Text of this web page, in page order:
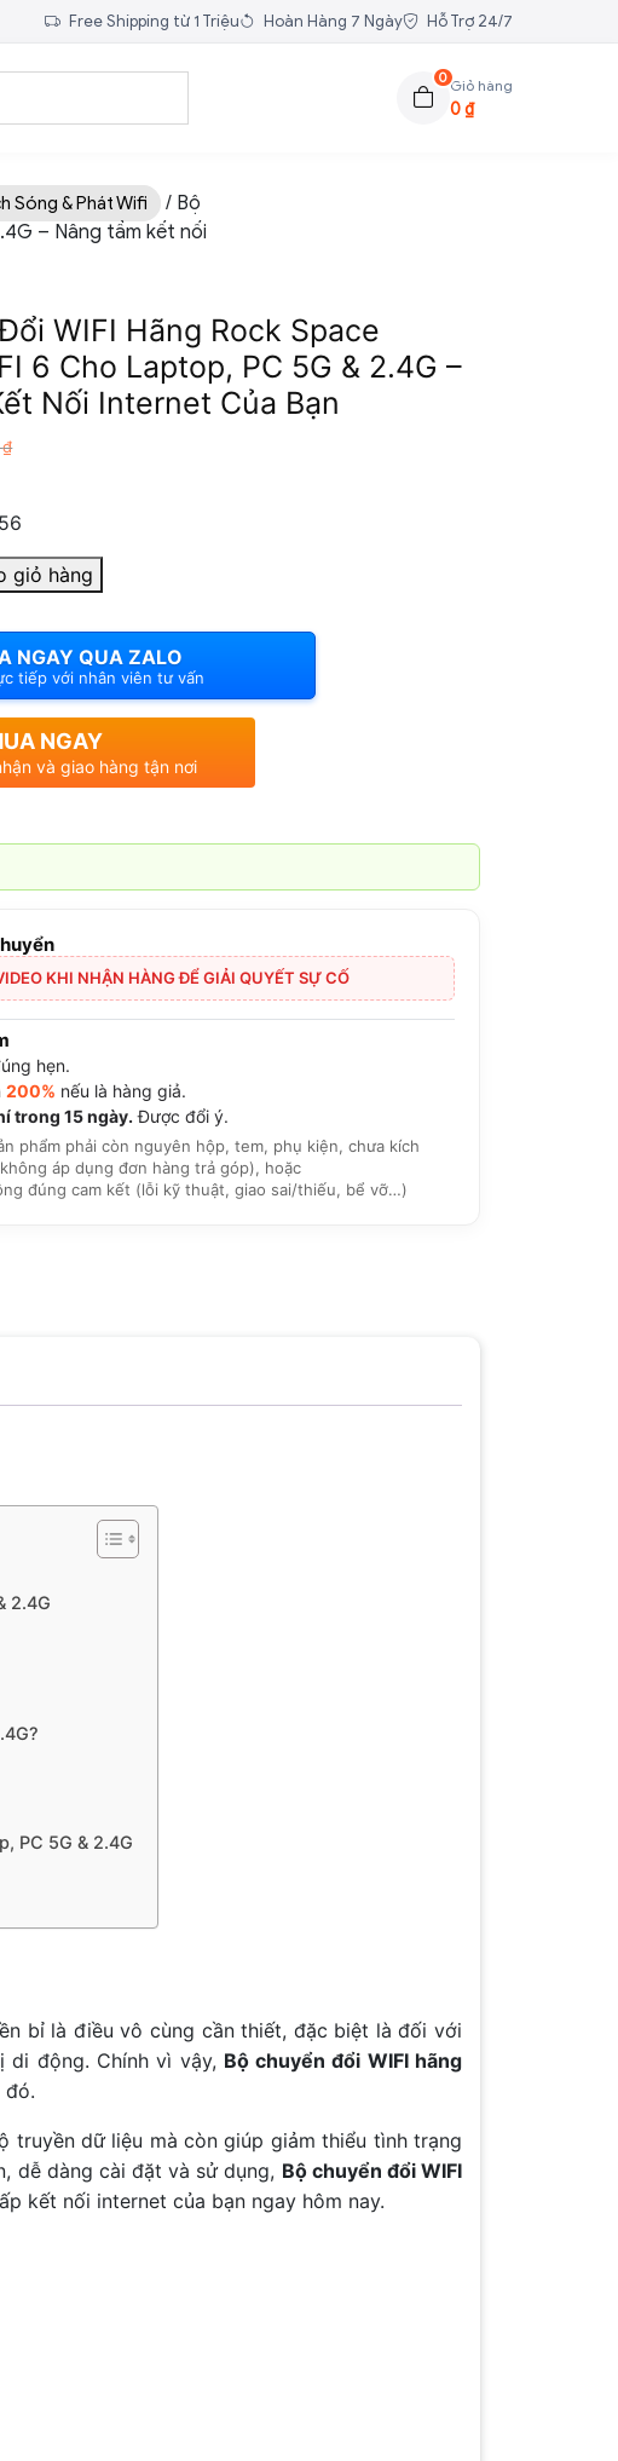
Free Shipping từ 1 Triệu Hoàn Hàng 7 Ngày Hỗ Trợ 24/7
0Giỏ hàng
0₫
Sóng & Phát Wifi
/ Bộ
– Nâng tầm kết nối
WIFI Hãng Rock Space
6 Cho Laptop, PC 5G & 2.4G –
Nối Internet Của Bạn
₫
giỏ hàng
NGAY QUA ZALO
tiếp với nhân viên tư vấn
NGAY
và giao hàng tận nơi
KHI NHẬN HÀNG ĐỂ GIẢI QUYẾT SỰ CỐ
hẹn.
200% nếu là hàng giả.
trong 15 ngày. Được đổi ý.
phẩm phải còn nguyên hộp, tem, phụ kiện, chưa kích
áp dụng đơn hàng trả góp), hoặc
đúng cam kết (lỗi kỹ thuật, giao sai/thiếu, bể vỡ…)
2.4G
PC 5G & 2.4G
bỉ là điều vô cùng cần thiết, đặc biệt là đối với
động. Chính vì vậy, Bộ chuyển đổi WIFI hãng
đó.
truyền dữ liệu mà còn giúp giảm thiểu tình trạng
dễ dàng cài đặt và sử dụng, Bộ chuyển đổi WIFI
kết nối internet của bạn ngay hôm nay.